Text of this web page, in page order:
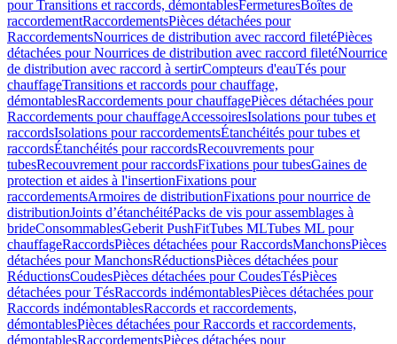
pour Transitions et raccords, démontablesFermeturesBoîtes de
raccordementRaccordementsPièces détachées pour
RaccordementsNourrices de distribution avec raccord filetéPièces
détachées pour Nourrices de distribution avec raccord filetéNourrice
de distribution avec raccord à sertirCompteurs d'eauTés pour
chauffageTransitions et raccords pour chauffage,
démontablesRaccordements pour chauffagePièces détachées pour
Raccordements pour chauffageAccessoiresIsolations pour tubes et
raccordsIsolations pour raccordementsÉtanchéités pour tubes et
raccordsÉtanchéités pour raccordsRecouvrements pour
tubesRecouvrement pour raccordsFixations pour tubesGaines de
protection et aides à l'insertionFixations pour
raccordementsArmoires de distributionFixations pour nourrice de
distributionJoints d’étanchéitéPacks de vis pour assemblages à
brideConsommablesGeberit PushFitTubes MLTubes ML pour
chauffageRaccordsPièces détachées pour RaccordsManchonsPièces
détachées pour ManchonsRéductionsPièces détachées pour
RéductionsCoudesPièces détachées pour CoudesTésPièces
détachées pour TésRaccords indémontablesPièces détachées pour
Raccords indémontablesRaccords et raccordements,
démontablesPièces détachées pour Raccords et raccordements,
démontablesRaccordementsPièces détachées pour